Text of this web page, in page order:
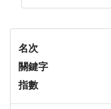
名次
關鍵字
指數